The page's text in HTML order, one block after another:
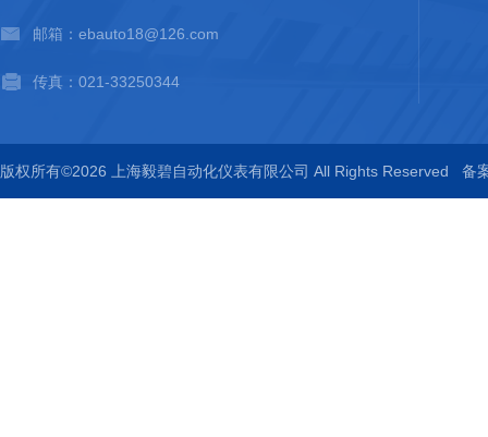
邮箱：ebauto18@126.com
传真：021-33250344
版权所有©2026 上海毅碧自动化仪表有限公司 All Rights Reserved 备